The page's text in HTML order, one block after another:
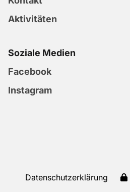
Aktivitäten
Soziale Medien
Facebook
Instagram
Datenschutzerklärung